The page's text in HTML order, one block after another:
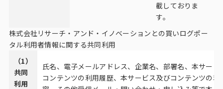
載しておりま
す。
株式会社リサーチ・アンド・イノベーションとの買いログポー
タル利用者情報に関する共同利用
（1）
共同
利用
氏名、電子メールアドレス、企業名、部署名、本サービ
コンテンツの利用履歴、本サービス及びコンテンツの利